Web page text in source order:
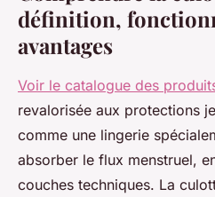
définition,
avantages
Voir le catalogue des
revalorisée aux protections
comme une lingerie
absorber le flux menstruel,
couches techniques. La